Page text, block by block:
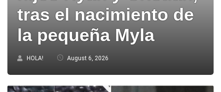
tras el nacimiento de
la pequeña Myla
HOLA! August 6, 2026